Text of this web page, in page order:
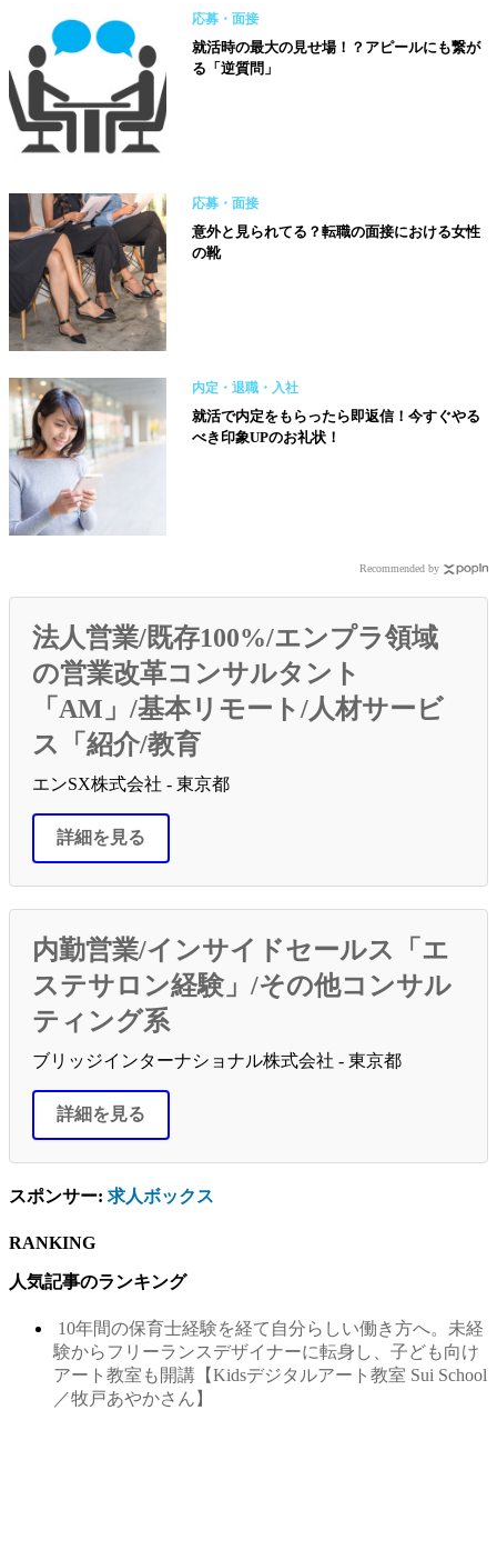
応募・面接
就活時の最大の見せ場！？アピールにも繋が
る「逆質問」
応募・面接
意外と見られてる？転職の面接における女性
の靴
内定・退職・入社
就活で内定をもらったら即返信！今すぐやる
べき印象UPのお礼状！
Recommended by
法人営業/既存100%/エンプラ領域
の営業改革コンサルタント
「AM」/基本リモート/人材サービ
ス「紹介/教育
エンSX株式会社 - 東京都
詳細を見る
内勤営業/インサイドセールス「エ
ステサロン経験」/その他コンサル
ティング系
ブリッジインターナショナル株式会社 - 東京都
詳細を見る
スポンサー: 求人ボックス
RANKING
人気記事のランキング
10年間の保育士経験を経て自分らしい働き方へ。未経
験からフリーランスデザイナーに転身し、子ども向け
アート教室も開講【Kidsデジタルアート教室 Sui School
／牧戸あやかさん】